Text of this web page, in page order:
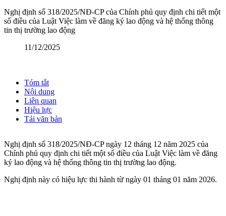
Nghị định số 318/2025/NĐ-CP của Chính phủ quy định chi tiết một
số điều của Luật Việc làm về đăng ký lao động và hệ thống thông
tin thị trường lao động
11/12/2025
Tóm tắt
Nội dung
Liên quan
Hiệu lực
Tải văn bản
Nghị định số 318/2025/NĐ-CP ngày 12 tháng 12 năm 2025 của
Chính phủ quy định chi tiết một số điều của Luật Việc làm về đăng
ký lao động và hệ thống thông tin thị trường lao động.
Nghị định này có hiệu lực thi hành từ ngày 01 tháng 01 năm 2026.